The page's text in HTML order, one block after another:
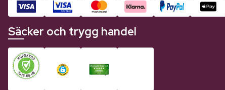
Säcker och trygg handel